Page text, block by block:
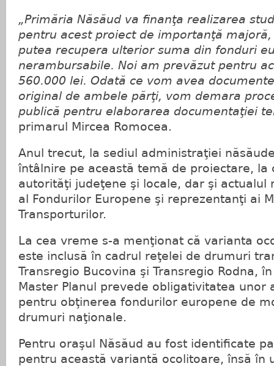
„Primăria Năsăud va finanţa realizarea
pentru acest proiect de importanţă
putea recupera ulterior suma din fonduri
nerambursabile. Noi am prevăzut pentru
560.000 lei. Odată ce vom avea
original de ambele părţi, vom demara
publică pentru elaborarea documentaţiei
primarul Mircea Romocea.
Anul trecut, la sediul administraţiei
întâlnire pe această temă de proiectare, la
autorităţi judeţene şi locale, dar şi actualul
al Fondurilor Europene şi reprezentanţi ai
Transporturilor.
La cea vreme s-a menţionat că varianta
este inclusă în cadrul reţelei de drumuri
Transregio Bucovina şi Transregio Rodna,
Master Planul prevede obligativitatea unor
pentru obţinerea fondurilor europene de
drumuri naţionale.
Pentru oraşul Năsăud au fost identificate
pentru această variantă ocolitoare, însă în